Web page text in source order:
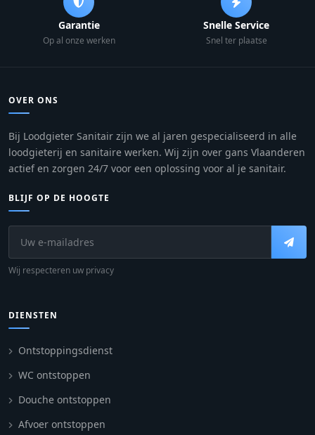
Garantie
Op al onze werken
Snelle Service
Snel ter plaatse
OVER ONS
Bij Loodgieter Sanitair zijn we al jaren gespecialiseerd in alle
loodgieterij en sanitaire werken. Wij zijn over gans Vlaanderen
actief en zorgen 24/7 voor een oplossing voor al je sanitair.
BLIJF OP DE HOOGTE
Wij respecteren uw privacy
DIENSTEN
Ontstoppingsdienst
WC ontstoppen
Douche ontstoppen
Afvoer ontstoppen